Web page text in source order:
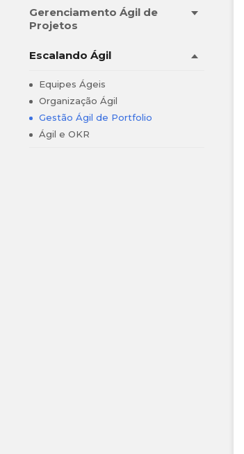
Gerenciamento Ágil de
Projetos
Escalando Ágil
Equipes Ágeis
Organização Ágil
Gestão Ágil de Portfolio
Ágil e OKR